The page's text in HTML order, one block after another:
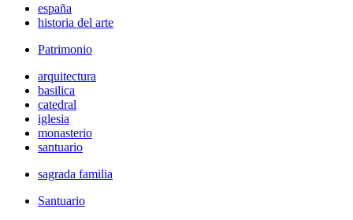
españa
historia del arte
Patrimonio
arquitectura
basilica
catedral
iglesia
monasterio
santuario
sagrada familia
Santuario